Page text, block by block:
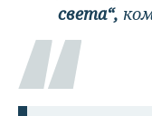
света“,